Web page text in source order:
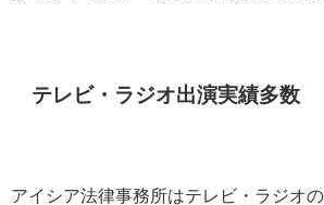
テレビ・ラジオ出演実績多数
アイシア法律事務所はテレビ・ラジオ